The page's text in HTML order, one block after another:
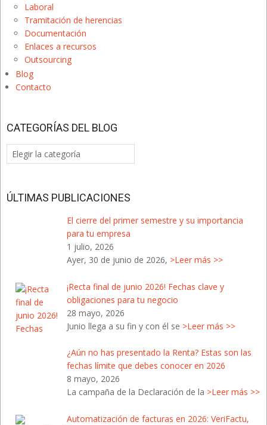
Laboral
Tramitación de herencias
Documentación
Enlaces a recursos
Outsourcing
Blog
Contacto
CATEGORÍAS DEL BLOG
Categorías
del
ÚLTIMAS PUBLICACIONES
El cierre del primer semestre y su importancia
para tu empresa
1 julio, 2026
Ayer, 30 de junio de 2026, >Leer más >>
¡Recta final de junio 2026! Fechas clave y
obligaciones para tu negocio
28 mayo, 2026
Junio llega a su fin y con él se >Leer más >>
¿Aún no has presentado la Renta? Estas son las
fechas límite que debes conocer en 2026
8 mayo, 2026
La campaña de la Declaración de la >Leer más >>
Automatización de facturas en 2026: VeriFactu,